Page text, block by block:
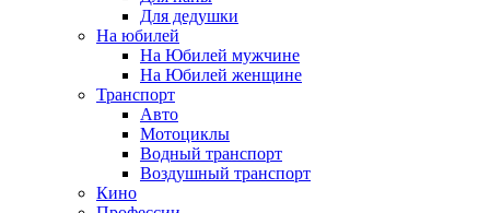
Для дедушки
На юбилей
На Юбилей мужчине
На Юбилей женщине
Транспорт
Авто
Мотоциклы
Водный транспорт
Воздушный транспорт
Кино